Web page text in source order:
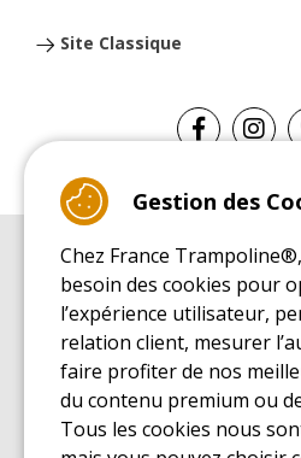
Site Classique
Guide d'achat pour les trampolines de
GUIDE DE MONTAGE
Guide de montage pour les trampolines
GUIDE D'ENTRETIEN
Guide d'entretien des trampolines de
GUIDE DÉCOUVERTE
Gestion des
Chez France
besoin des cookies pour
l’expérience utilisateur,
relation client, mesurer
faire profiter de nos
du contenu premium ou
Tous les cookies nous